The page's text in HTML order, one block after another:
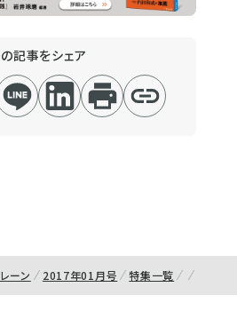
記事をシェア
ーン 2017年01月号 特集一覧